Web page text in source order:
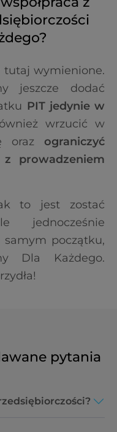
tutaj wymienione.
jeszcze dodać
PIT jedynie w
wrzucić w
oraz ograniczyć
prowadzeniem
to jest zostać
jednocześnie
początku,
Dla Każdego.
pytania